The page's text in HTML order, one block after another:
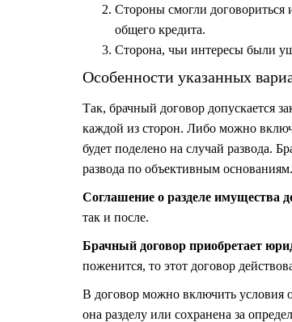
Стороны смогли договориться
общего кредита.
Сторона, чьи интересы были
Особенности указанных
Так, брачный договор допускается
каждой из сторон. Либо можно
будет поделено на случай развода.
развода по объективным основаниям.
Соглашение о разделе имущества
так и после.
Брачный договор приобретает
поженится, то этот договор
В договор можно включить условия
она разделу или сохранена за